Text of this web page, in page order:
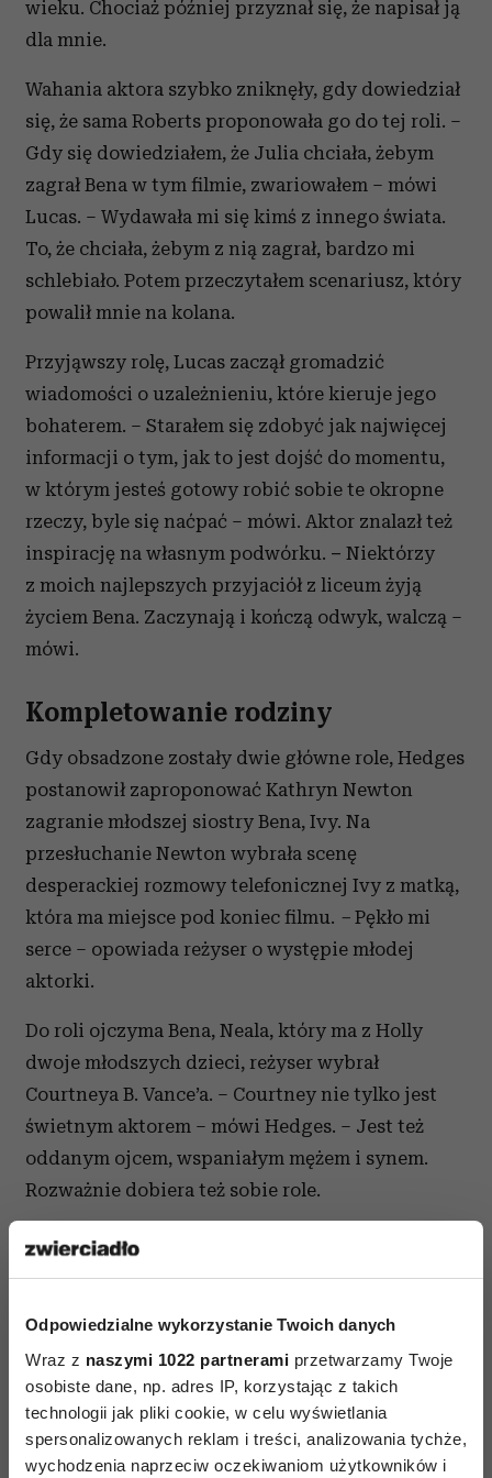
Odpowiedzialne wykorzystanie Twoich danych
Wraz z naszymi 1022 partnerami przetwarzamy Twoje
osobiste dane, np. adres IP, korzystając z takich
technologii jak pliki cookie, w celu wyświetlania
spersonalizowanych reklam i treści, analizowania tychże,
wychodzenia naprzeciw oczekiwaniom użytkowników i
wieku. Chociaż później przyznał się, że napisał ją
dla mnie.
Wahania aktora szybko zniknęły, gdy dowiedział
się, że sama Roberts proponowała go do tej roli. –
Gdy się dowiedziałem, że Julia chciała, żebym
zagrał Bena w tym filmie, zwariowałem – mówi
Lucas. – Wydawała mi się kimś z innego świata.
To, że chciała, żebym z nią zagrał, bardzo mi
schlebiało. Potem przeczytałem scenariusz, który
powalił mnie na kolana.
Przyjąwszy rolę, Lucas zaczął gromadzić
wiadomości o uzależnieniu, które kieruje jego
bohaterem. – Starałem się zdobyć jak najwięcej
informacji o tym, jak to jest dojść do momentu,
w którym jesteś gotowy robić sobie te okropne
rzeczy, byle się naćpać – mówi. Aktor znalazł też
inspirację na własnym podwórku. – Niektórzy
z moich najlepszych przyjaciół z liceum żyją
życiem Bena. Zaczynają i kończą odwyk, walczą –
mówi.
Kompletowanie rodziny
Gdy obsadzone zostały dwie główne role, Hedges
postanowił zaproponować Kathryn Newton
zagranie młodszej siostry Bena, Ivy. Na
przesłuchanie Newton wybrała scenę
desperackiej rozmowy telefonicznej Ivy z matką,
która ma miejsce pod koniec filmu. – Pękło mi
serce – opowiada reżyser o występie młodej
aktorki.
Do roli ojczyma Bena, Neala, który ma z Holly
dwoje młodszych dzieci, reżyser wybrał
Courtneya B. Vance’a. – Courtney nie tylko jest
świetnym aktorem – mówi Hedges. – Jest też
oddanym ojcem, wspaniałym mężem i synem.
Rozważnie dobiera też sobie role.
Północ stanu Nowy Jork to stan
umysłu
Gdy zebrana została główna obsada, projekt
wystartował. Prezes Black Bear Pictures, Teddy
Schwarzman przeczytał scenariusz Hedgesa
podczas festiwalu w Toronto w 2017 roku. –
Zakochaliśmy się w „Powrocie Bena” i od razu